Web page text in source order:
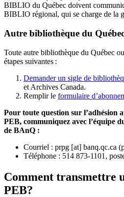
BIBLIO du Québec doivent
BIBLIO régional, qui se charge de la
Autre bibliothèque du
Toute autre bibliothèque du Québec
étapes suivantes :
Demander un sigle de
et Archives Canada.
Remplir le formulaire
Pour toute question sur l’adhésion
PEB, communiquez avec l’équipe
de BAnQ :
Courriel : prpg [at] banq.qc.ca (
Téléphone : 514 873-1101,
Comment transmettre
PEB?